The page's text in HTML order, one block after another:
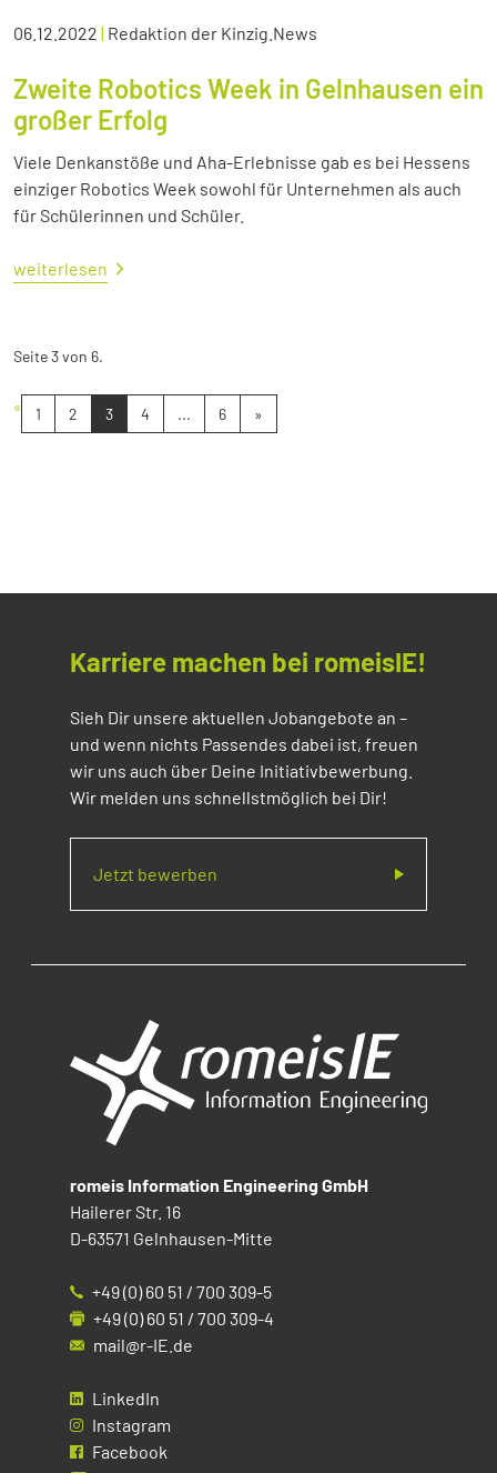
06.12.2022 | Redaktion der Kinzig.News
Zweite Robotics Week in Gelnhausen ein
großer Erfolg
Viele Denkanstöße und Aha-Erlebnisse gab es bei Hessens
einziger Robotics Week sowohl für Unternehmen als auch
für Schülerinnen und Schüler.
weiterlesen
Seite 3 von 6.
« 1 2 3 4 ... 6 »
Karriere machen bei romeisIE!
Sieh Dir unsere aktuellen Jobangebote an –
und wenn nichts Passendes dabei ist, freuen
wir uns auch über Deine Initiativbewerbung.
Wir melden uns schnellstmöglich bei Dir!
Jetzt bewerben
romeis Information Engineering GmbH
Hailerer Str. 16
D-63571 Gelnhausen-Mitte
+49 (0) 60 51 / 700 309-5
+49 (0) 60 51 / 700 309-4
mail@r-IE.de
LinkedIn
Instagram
Facebook